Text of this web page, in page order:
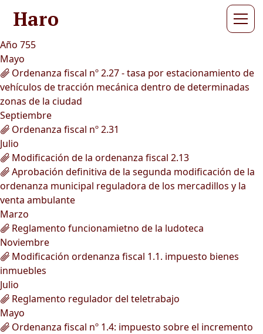
Haro
Año 755
Mayo
Ordenanza fiscal nº 2.27 - tasa por estacionamiento de
vehículos de tracción mecánica dentro de determinadas
zonas de la ciudad
Septiembre
Ordenanza fiscal nº 2.31
Julio
Modificación de la ordenanza fiscal 2.13
Aprobación definitiva de la segunda modificación de la
ordenanza municipal reguladora de los mercadillos y la
venta ambulante
Marzo
Reglamento funcionamietno de la ludoteca
Noviembre
Modificación ordenanza fiscal 1.1. impuesto bienes
inmuebles
Julio
Reglamento regulador del teletrabajo
Mayo
Ordenanza fiscal nº 1.4: impuesto sobre el incremento